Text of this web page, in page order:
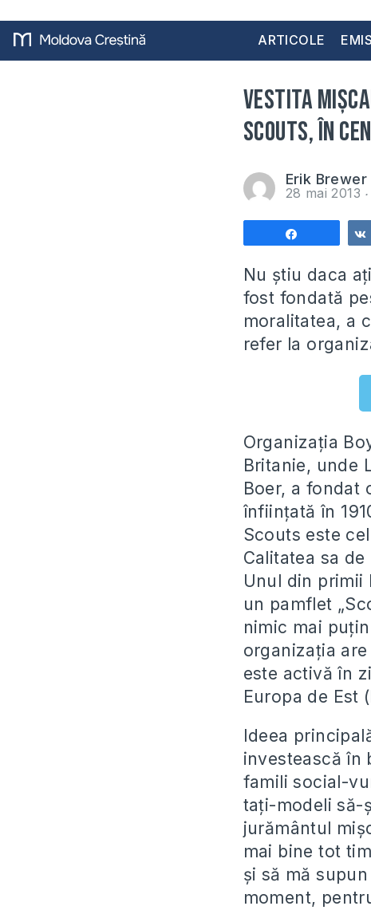
ARTICOLE
Vestita
Scouts, în
Erik Brewer
28 mai 2013
Nu știu daca
fost fondată
moralitatea, a
refer la
Organizația
Britanie, unde
Boer, a fondat
înființată în
Scouts este
Calitatea sa
Unul din primii
un pamflet
nimic mai
organizația
este activă în
Europa de Est
Ideea
investească în
famili social-
tați-modeli să-
jurământul
mai bine tot
și să mă
moment,